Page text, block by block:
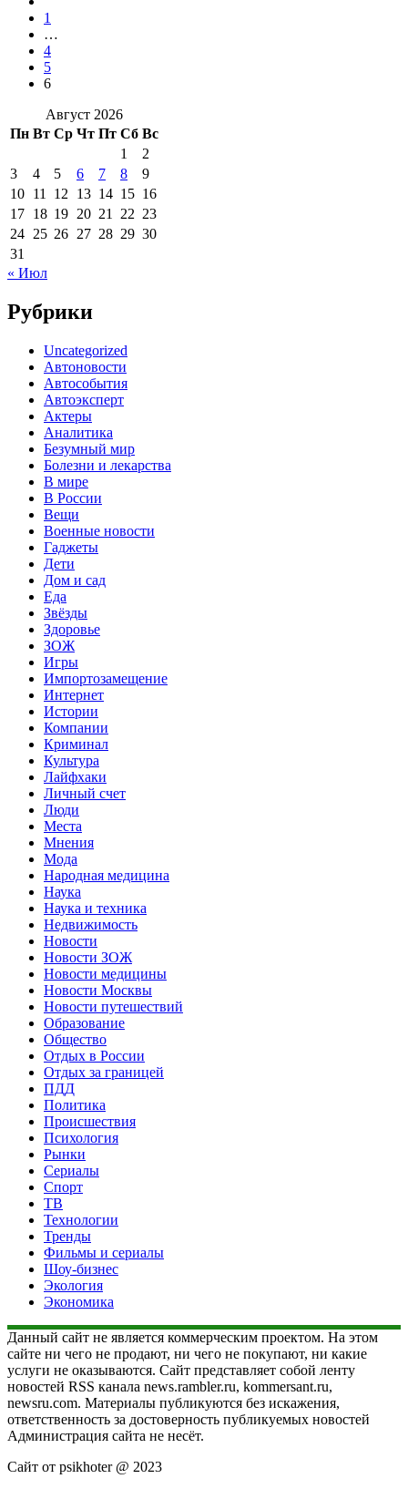
1
…
4
5
6
Август 2026
Пн Вт Ср Чт Пт Сб Вс
1
2
3
4 5 6 7 8
9
10 11 12 13 14 15 16
17 18 19 20 21 22 23
24 25 26 27 28 29 30
31
« Июл
Рубрики
Uncategorized
Автоновости
Автособытия
Автоэксперт
Актеры
Аналитика
Безумный мир
Болезни и лекарства
В мире
В России
Вещи
Военные новости
Гаджеты
Дети
Дом и сад
Еда
Звёзды
Здоровье
ЗОЖ
Игры
Импортозамещение
Интернет
Истории
Компании
Криминал
Культура
Лайфхаки
Личный счет
Люди
Места
Мнения
Мода
Народная медицина
Наука
Наука и техника
Недвижимость
Новости
Новости ЗОЖ
Новости медицины
Новости Москвы
Новости путешествий
Образование
Общество
Отдых в России
Отдых за границей
ПДД
Политика
Происшествия
Психология
Рынки
Сериалы
Спорт
ТВ
Технологии
Тренды
Фильмы и сериалы
Шоу-бизнес
Экология
Экономика
Данный сайт не является коммерческим проектом. На этом
сайте ни чего не продают, ни чего не покупают, ни какие
услуги не оказываются. Сайт представляет собой ленту
новостей RSS канала news.rambler.ru, kommersant.ru,
newsru.com. Материалы публикуются без искажения,
ответственность за достоверность публикуемых новостей
Администрация сайта не несёт.
Сайт от psikhoter @ 2023